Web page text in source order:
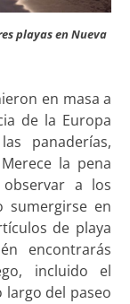
playas en Nueva
en masa a
de la Europa
panaderías,
la pena
a los
sumergirse en
de playa
encontrarás
incluido el
largo del paseo